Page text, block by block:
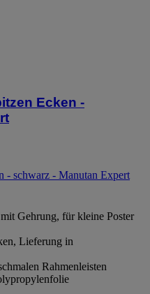
Ecken -
- schwarz - Manutan Expert
Gehrung, für kleine Poster
Lieferung in
Rahmenleisten